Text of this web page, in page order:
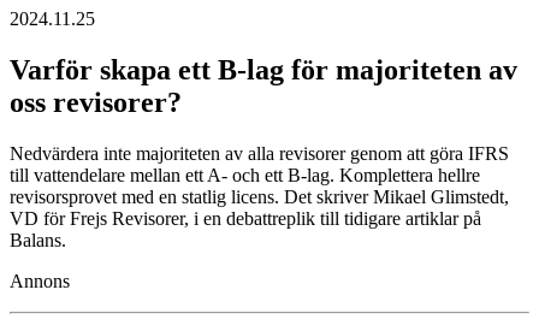
2024.11.25
Varför skapa ett B-lag för majoriteten av
oss revisorer?
Nedvärdera inte majoriteten av alla revisorer genom att göra IFRS
till vattendelare mellan ett A- och ett B-lag. Komplettera hellre
revisorsprovet med en statlig licens. Det skriver Mikael Glimstedt,
VD för Frejs Revisorer, i en debattreplik till tidigare artiklar på
Balans.
Annons